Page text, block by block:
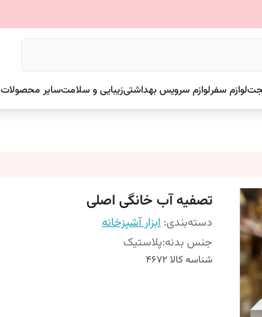
لوازم سفرلوازم سرویس بهداشتیزیبایی و سلامتسایر محصولات
تصفیه آب خانگی اصلی
دسته‌بندی: ابزار آشپزخانه
جنس بدنه:پلاستیک
شناسه کالا4672